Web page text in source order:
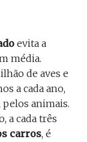
evita a
média.
de aves e
a cada ano,
animais.
a cada três
carros, é